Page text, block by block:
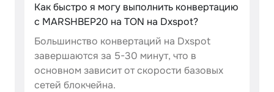
Как быстро я могу выполнить конвертацию
с MARSHBEP20 на TON на Dxspot?
Большинство конвертаций на Dxspot
завершаются за 5-30 минут, что в
основном зависит от скорости базовых
сетей блокчейна.